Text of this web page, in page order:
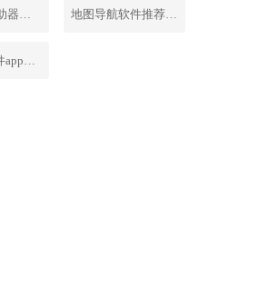
2023游戏辅助器软件大全免费 地图导航软件推荐下载安装手机版
音乐视频软件app下载安装免费